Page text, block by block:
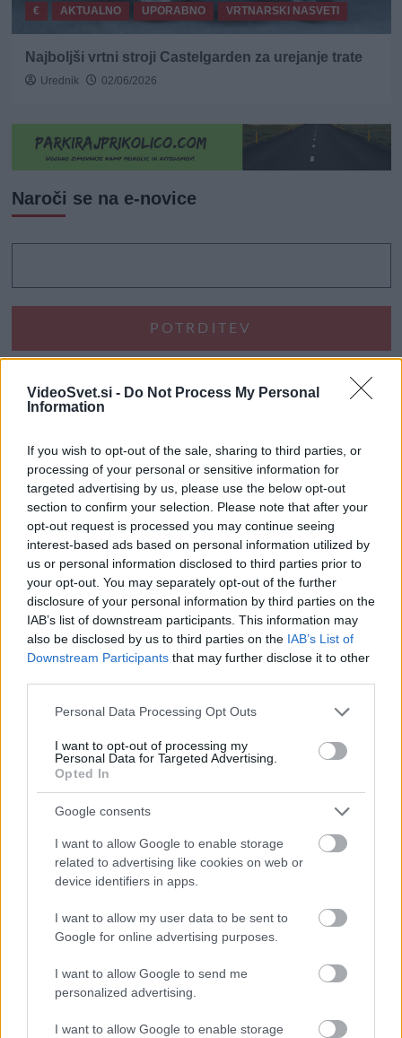
VideoSvet.si - Do Not Process My Personal
Information
If you wish to opt-out of the sale, sharing to third parties, or
processing of your personal or sensitive information for
targeted advertising by us, please use the below opt-out
section to confirm your selection. Please note that after your
opt-out request is processed you may continue seeing
interest-based ads based on personal information utilized by
us or personal information disclosed to third parties prior to
your opt-out. You may separately opt-out of the further
disclosure of your personal information by third parties on the
IAB’s list of downstream participants. This information may
also be disclosed by us to third parties on the IAB’s List of
Downstream Participants that may further disclose it to other
Please note that this website/app uses one or more Google
not limited to your visit or usage behaviour. You may click to
grant or deny consent to Google and its third-party tags to
use your data for below specified purposes in below Google
Personal Data Processing Opt Outs
I want to opt-out of processing my
Personal Data for Targeted Advertising.
Opted In
Google consents
I want to allow Google to enable storage
related to advertising like cookies on web or
device identifiers in apps.
I want to allow my user data to be sent to
Google for online advertising purposes.
I want to allow Google to send me
personalized advertising.
I want to allow Google to enable storage
€ AKTUALNO UPORABNO VRTNARSKI NASVETI
Najboljši vrtni stroji Castelgarden za urejanje trate
Urednik 02/06/2026
Naroči se na e-novice
Zadnje objave
Rogla bo gostila tradicionalni 34. praznik šoferjev in
avtomehanikov!
Celično dihanje – ustvarjanje energije za regeneracijo